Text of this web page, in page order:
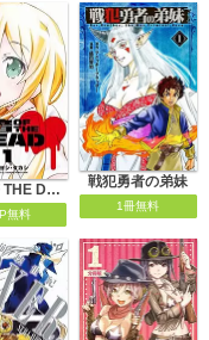
詩音 OF THE DEAD
無料
戦犯勇者の弟妹
1冊無料